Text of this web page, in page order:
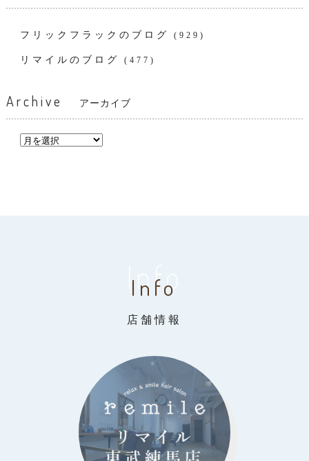
フリックフラックのブログ (929)
リマイルのブログ (477)
Archive アーカイブ
Info
Info
店舗情報